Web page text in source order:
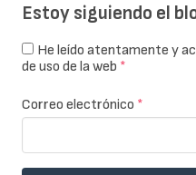
Estoy siguiendo el
He leído atentamente y
de uso de la web *
Correo electrónico *